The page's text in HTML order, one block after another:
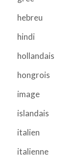
hebreu
hindi
hollandais
hongrois
image
islandais
italien
italienne